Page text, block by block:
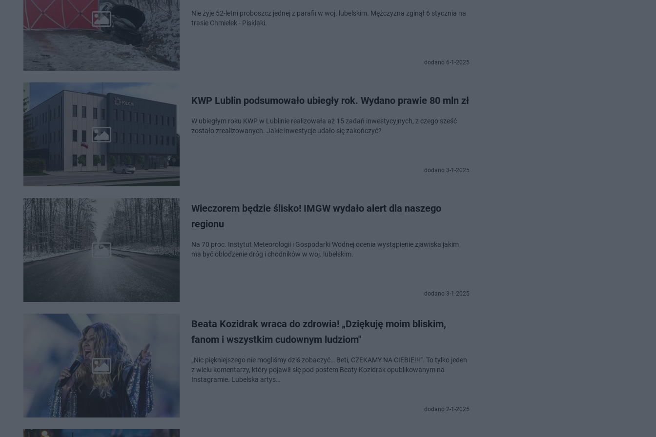
Nie żyje 52-letni proboszcz jednej z parafii w woj. lubelskim. Mężczyzna zginął 6 stycznia na
trasie Chmielek - Pisklaki.
dodano 6-1-2025
KWP Lublin podsumowało ubiegły rok. Wydano prawie 80 mln zł
W ubiegłym roku KWP w Lublinie realizowała aż 15 zadań inwestycyjnych, z czego sześć
zostało zrealizowanych. Jakie inwestycje udało się zakończyć?
dodano 3-1-2025
Wieczorem będzie ślisko! IMGW wydało alert dla naszego
regionu
Na 70 proc. Instytut Meteorologii i Gospodarki Wodnej ocenia wystąpienie zjawiska jakim
ma być oblodzenie dróg i chodników w woj. lubelskim.
dodano 3-1-2025
Beata Kozidrak wraca do zdrowia! „Dziękuję moim bliskim,
fanom i wszystkim cudownym ludziom"
„Nic piękniejszego nie mogliśmy dziś zobaczyć… Beti, CZEKAMY NA CIEBIE!!!”. To tylko jeden
z wielu komentarzy, który pojawił się pod postem Beaty Kozidrak opublikowanym na
Instagramie. Lubelska artys…
dodano 2-1-2025